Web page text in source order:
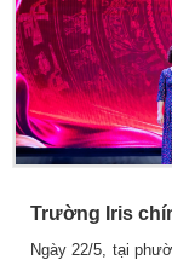
Trường Iris
Ngày 22/5, tại